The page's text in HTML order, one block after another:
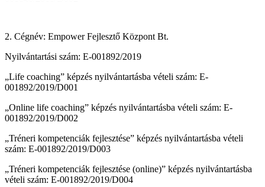
2. Cégnév: Empower Fejlesztő Központ Bt.
Nyilvántartási szám: E-001892/2019
„Life coaching” képzés nyilvántartásba vételi szám: E-
001892/2019/D001
„Online life coaching” képzés nyilvántartásba vételi szám: E-
001892/2019/D002
„Tréneri kompetenciák fejlesztése” képzés nyilvántartásba vételi
szám: E-001892/2019/D003
„Tréneri kompetenciák fejlesztése (online)” képzés nyilvántartásba
vételi szám: E-001892/2019/D004